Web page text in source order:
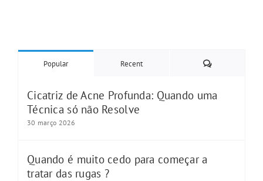
Popular Recent Comments
Cicatriz de Acne Profunda: Quando uma
Técnica só não Resolve
30 março 2026
Quando é muito cedo para começar a
tratar das rugas ?